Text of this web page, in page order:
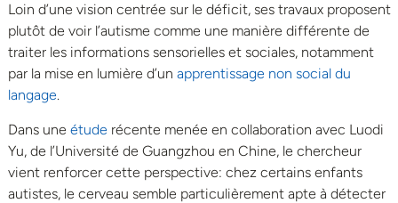
Loin d’une vision centrée sur le déficit, ses travaux proposent
plutôt de voir l’autisme comme une manière différente de
traiter les informations sensorielles et sociales, notamment
par la mise en lumière d’un apprentissage non social du
langage.
Dans une étude récente menée en collaboration avec Luodi
Yu, de l’Université de Guangzhou en Chine, le chercheur
vient renforcer cette perspective: chez certains enfants
autistes, le cerveau semble particulièrement apte à détecter